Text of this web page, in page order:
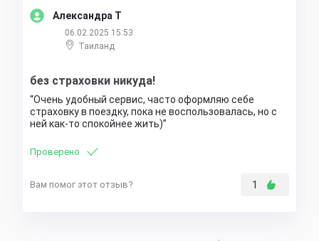
Александра Т
06.02.2025 15:53
Таиланд
без страховки никуда!
Очень удобный сервис, часто оформляю себе
страховку в поездку, пока не воспользовалась, но с
ней как-то спокойнее жить)
Проверено
Вам помог этот отзыв? 1